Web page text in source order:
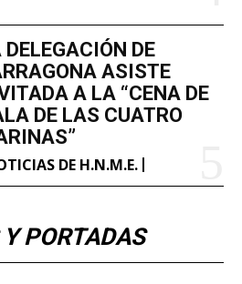
DELEGACIÓN DE
ASISTE
A LA “CENA DE
DE LAS CUATRO
DE H.N.M.E.
PORTADAS